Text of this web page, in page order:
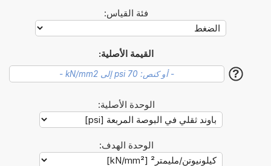
فئة القياس:
القيمة الأصلية:
?
الوحدة الأصلية:
الوحدة الهدف: